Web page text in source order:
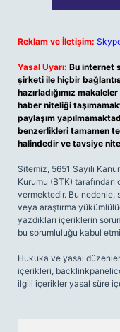
Reklam ve İletişim:
Yasal Uyarı: Bu internet
şirketi ile hiçbir
hazırladığımız
haber niteliği
paylaşım
benzerlikleri tamamen
halindedir ve tavsiye
Sitemiz, 5651 Sayılı
Kurumu (BTK) tarafından
vermektedir. Bu
veya araştırma
yazdıkları içeriklerin
bu sorumluluğu kabul
Hukuka ve yasal
içerikleri,
ilgili içerikler yasal süre